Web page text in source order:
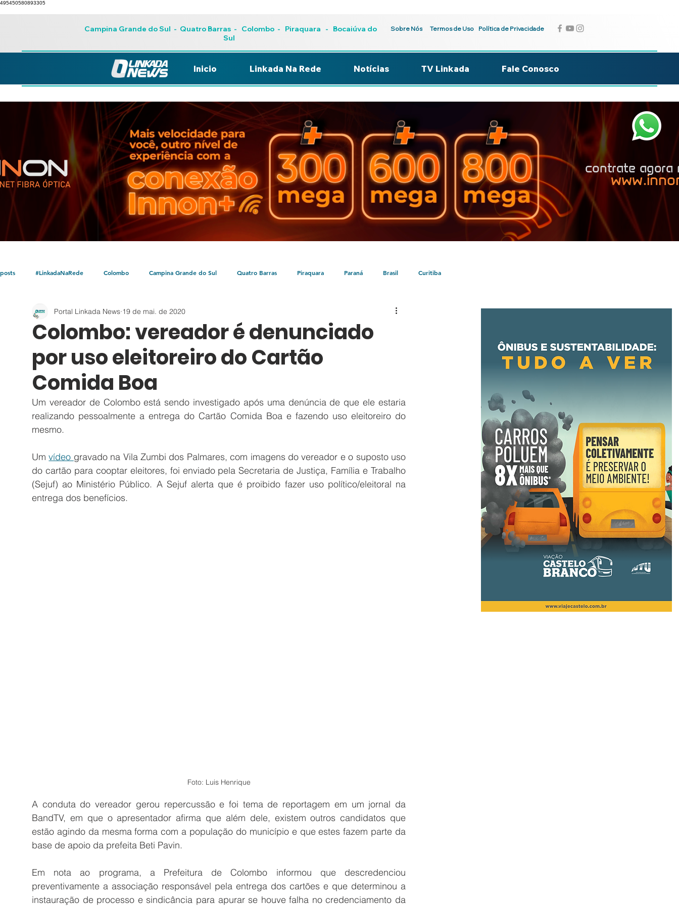
495450580893305
Campina Grande do Sul - Quatro Barras- Colombo- Piraquara - Bocaiúva do
Sul
Sobre Nós Termos de Uso Política de Privacidade
Inicio Linkada Na Rede Notícias TV Linkada Fale Conosco
#LinkadaNaRede Colombo Campina Grande do Sul Quatro Barras Piraquara Paraná Brasil Curitiba
Policial Bocaiúva do Sul Litoral Parceria Linkada
Colombo: vereador é denunciado
por uso eleitoreiro do Cartão
Comida Boa
Portal Linkada News 19 de mai. de 2020
Um vereador de Colombo está sendo investigado após uma denúncia de que ele estaria
realizando pessoalmente a entrega do Cartão Comida Boa e fazendo uso eleitoreiro do
mesmo.
Um vídeo gravado na Vila Zumbi dos Palmares, com imagens do vereador e o suposto uso
do cartão para cooptar eleitores, foi enviado pela Secretaria de Justiça, Família e Trabalho
(Sejuf) ao Ministério Público. A Sejuf alerta que é proibido fazer uso político/eleitoral na
entrega dos benefícios.
Foto: Luis Henrique
A conduta do vereador gerou repercussão e foi tema de reportagem em um jornal da
BandTV, em que o apresentador afirma que além dele, existem outros candidatos que
estão agindo da mesma forma com a população do município e que estes fazem parte da
base de apoio da prefeita Beti Pavin.
Em nota ao programa, a Prefeitura de Colombo informou que descredenciou
preventivamente a associação responsável pela entrega dos cartões e que determinou a
instauração de processo e sindicância para apurar se houve falha no credenciamento da